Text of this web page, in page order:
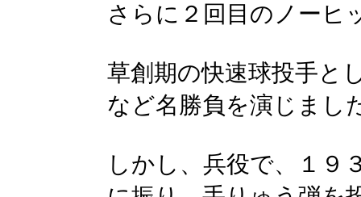
さらに２回目のノーヒ
草創期の快速球投手と
など名勝負を演じまし
しかし、兵役で、１９